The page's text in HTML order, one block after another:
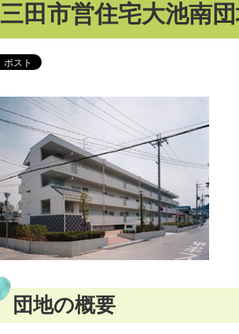
三田市営住宅大池南
団地の概要